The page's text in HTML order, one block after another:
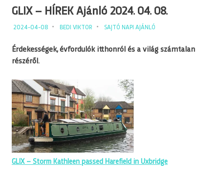
GLIX – HÍREK Ajánló 2024. 04. 08.
2024-04-08 BEDI VIKTOR SAJTÓ NAPI AJÁNLÓ
Érdekességek, évfordulók itthonról és a világ számtalan
részéről.
GLIX – Storm Kathleen passed Harefield in Uxbridge